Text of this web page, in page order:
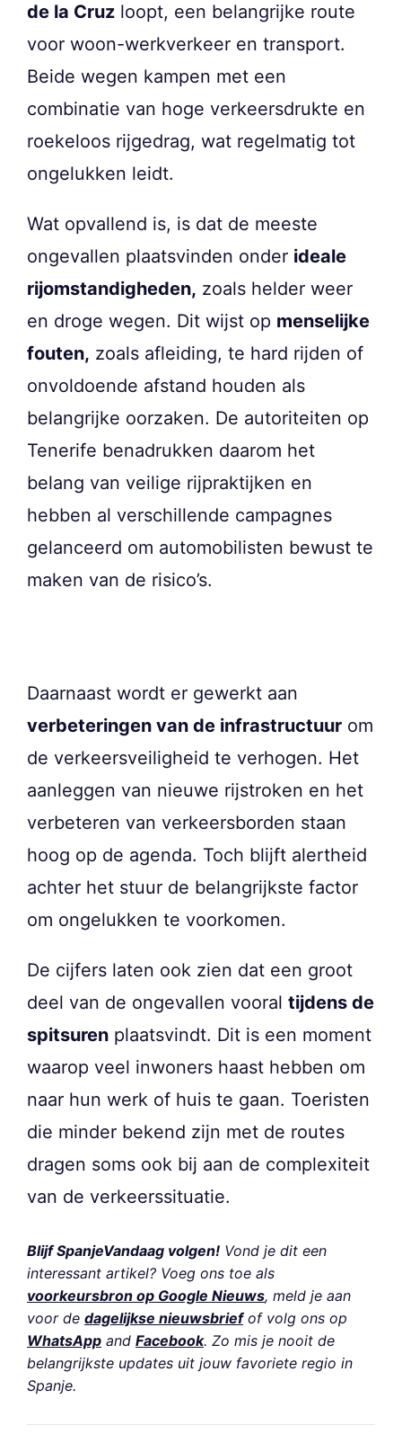
de la Cruz loopt, een belangrijke route
voor woon-werkverkeer en transport.
Beide wegen kampen met een
combinatie van hoge verkeersdrukte en
roekeloos rijgedrag, wat regelmatig tot
ongelukken leidt.
Wat opvallend is, is dat de meeste
ongevallen plaatsvinden onder ideale
rijomstandigheden, zoals helder weer
en droge wegen. Dit wijst op menselijke
fouten, zoals afleiding, te hard rijden of
onvoldoende afstand houden als
belangrijke oorzaken. De autoriteiten op
Tenerife benadrukken daarom het
belang van veilige rijpraktijken en
hebben al verschillende campagnes
gelanceerd om automobilisten bewust te
maken van de risico’s.
Daarnaast wordt er gewerkt aan
verbeteringen van de infrastructuur om
de verkeersveiligheid te verhogen. Het
aanleggen van nieuwe rijstroken en het
verbeteren van verkeersborden staan
hoog op de agenda. Toch blijft alertheid
achter het stuur de belangrijkste factor
om ongelukken te voorkomen.
De cijfers laten ook zien dat een groot
deel van de ongevallen vooral tijdens de
spitsuren plaatsvindt. Dit is een moment
waarop veel inwoners haast hebben om
naar hun werk of huis te gaan. Toeristen
die minder bekend zijn met de routes
dragen soms ook bij aan de complexiteit
van de verkeerssituatie.
Blijf SpanjeVandaag volgen! Vond je dit een
interessant artikel? Voeg ons toe als
voorkeursbron op Google Nieuws, meld je aan
voor de dagelijkse nieuwsbriefof volg ons op
WhatsApp and Facebook. Zo mis je nooit de
belangrijkste updates uit jouw favoriete regio in
Spanje.